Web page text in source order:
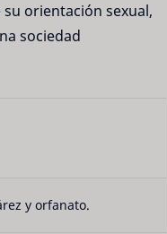
orientación sexual,
sociedad
y orfanato.